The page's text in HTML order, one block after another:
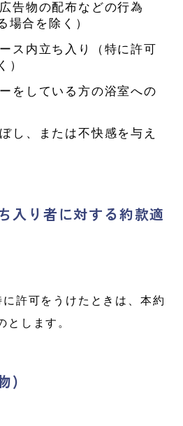
告物の配布などの行為
場合を除く）
ス内立ち入り（特に許可
）
をしている方の浴室への
し、または不快感を与え
入り者に対する約款適
許可をうけたときは、本約
とします。
)